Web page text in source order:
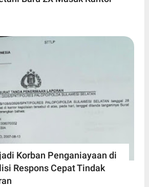
Korban Penganiayaan di
Respons Cepat Tindak